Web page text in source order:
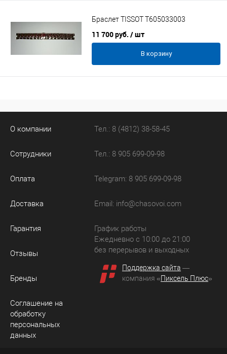
Браслет TISSOT T605033003
11 700 руб. / шт
В корзину
О компании
Сотрудники
Оплата
Доставка
Гарантия
Отзывы
Бренды
Соглашение на
обработку
персональных
данных
Тел.: 8 (4812) 38-58-45
Тел.: 8 905 699-09-98
Telegram: 8 905 699-09-98
Email: info@chasovoi.com
График работы
Ежедневно с 10:00 до 21:00
без перерывов и выходных
Поддержка сайта —
компания «Пиксель Плюс»